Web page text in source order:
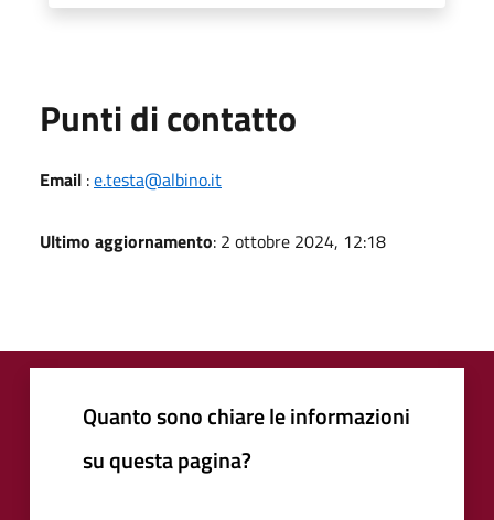
Punti di contatto
Email :e.testa@albino.it
Ultimo aggiornamento: 2 ottobre 2024, 12:18
Quanto sono chiare le informazioni
su questa pagina?